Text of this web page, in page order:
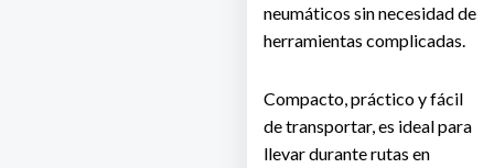
neumáticos sin necesidad de
herramientas complicadas.
Compacto, práctico y fácil
de transportar, es ideal para
llevar durante rutas en